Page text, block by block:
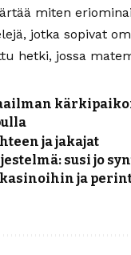
miten
jotka sopivat
hetki, jossa
ja jakajat
susi jo
ja